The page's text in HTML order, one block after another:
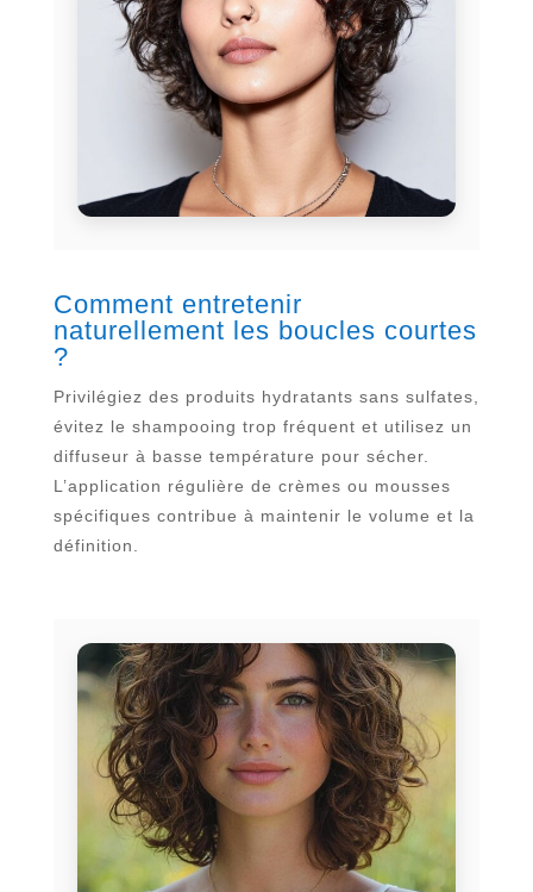
Comment entretenir
naturellement les boucles courtes
?
Privilégiez des produits hydratants sans sulfates,
évitez le shampooing trop fréquent et utilisez un
diffuseur à basse température pour sécher.
L’application régulière de crèmes ou mousses
spécifiques contribue à maintenir le volume et la
définition.